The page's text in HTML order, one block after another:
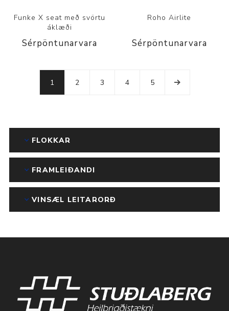
Funke X seat með svörtu
áklæði
Sérpöntunarvara
Roho Airlite
Sérpöntunarvara
1 2 3 4 5
FLOKKAR
FRAMLEIÐANDI
VINSÆL LEITARORÐ